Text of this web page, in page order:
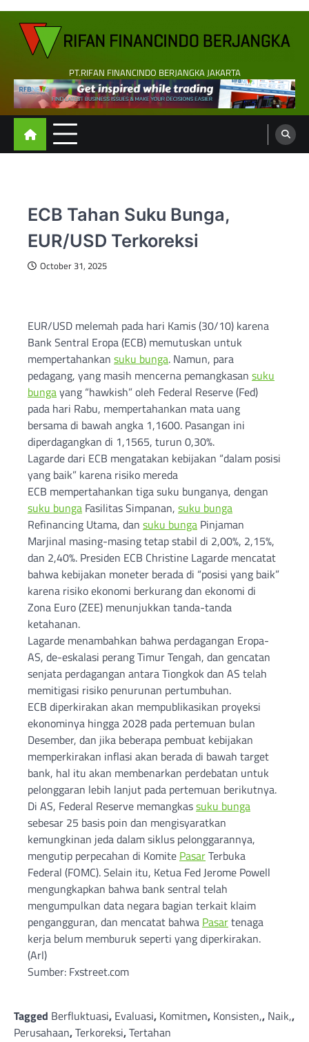
Skip
content
PT.RIFAN FINANCINDO BERJANGKA JAKARTA
ECB Tahan Suku Bunga,
EUR/USD Terkoreksi
October 31, 2025
EUR/USD melemah pada hari Kamis (30/10) karena
Bank Sentral Eropa (ECB) memutuskan untuk
mempertahankan suku bunga. Namun, para
pedagang, yang masih mencerna pemangkasan suku
bungayang “hawkish” oleh Federal Reserve (Fed)
pada hari Rabu, mempertahankan mata uang
bersama di bawah angka 1,1600. Pasangan ini
diperdagangkan di 1,1565, turun 0,30%.
Lagarde dari ECB mengatakan kebijakan “dalam posisi
yang baik” karena risiko mereda
ECB mempertahankan tiga suku bunganya, dengan
suku bunga Fasilitas Simpanan, suku bunga
Refinancing Utama, dan suku bunga Pinjaman
Marjinal masing-masing tetap stabil di 2,00%, 2,15%,
dan 2,40%. Presiden ECB Christine Lagarde mencatat
bahwa kebijakan moneter berada di “posisi yang baik”
karena risiko ekonomi berkurang dan ekonomi di
Zona Euro (ZEE) menunjukkan tanda-tanda
ketahanan.
Lagarde menambahkan bahwa perdagangan Eropa-
AS, de-eskalasi perang Timur Tengah, dan gencatan
senjata perdagangan antara Tiongkok dan AS telah
memitigasi risiko penurunan pertumbuhan.
ECB diperkirakan akan mempublikasikan proyeksi
ekonominya hingga 2028 pada pertemuan bulan
Desember, dan jika beberapa pembuat kebijakan
memperkirakan inflasi akan berada di bawah target
bank, hal itu akan membenarkan perdebatan untuk
pelonggaran lebih lanjut pada pertemuan berikutnya.
Di AS, Federal Reserve memangkassuku bunga
sebesar 25 basis poin dan mengisyaratkan
kemungkinan jeda dalam siklus pelonggarannya,
mengutip perpecahan di Komite PasarTerbuka
Federal (FOMC). Selain itu, Ketua Fed Jerome Powell
mengungkapkan bahwa bank sentral telah
mengumpulkan data negara bagian terkait klaim
pengangguran, dan mencatat bahwa Pasartenaga
kerja belum memburuk seperti yang diperkirakan.
(Arl)
Sumber: Fxstreet.com
Tagged Berfluktuasi, Evaluasi, Komitmen, Konsisten,, Naik,,
Perusahaan,Terkoreksi,Tertahan